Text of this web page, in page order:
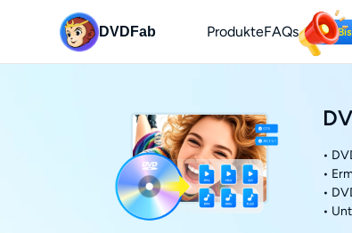
DVDFab ProdukteFAQs
•
•
•
•